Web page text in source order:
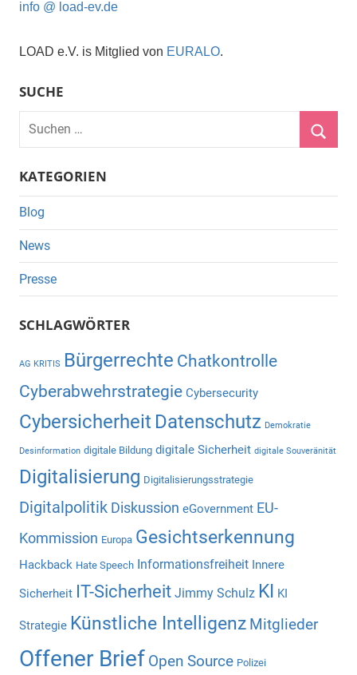
info @ load-ev.de
LOAD e.V. is Mitglied von EURALO.
SUCHE
Suchen
nach:
KATEGORIEN
Blog
News
Presse
SCHLAGWÖRTER
AG KRITIS Bürgerrechte Chatkontrolle
Cyberabwehrstrategie Cybersecurity
Cybersicherheit Datenschutz Demokratie
Desinformation digitale Bildung digitale Sicherheit digitale Souveränität
Digitalisierung Digitalisierungsstrategie
Digitalpolitik Diskussion eGovernment EU-
Kommission Europa Gesichtserkennung
Hackback Hate Speech Informationsfreiheit Innere
Sicherheit IT-Sicherheit Jimmy Schulz KI KI
Strategie Künstliche Intelligenz Mitglieder
Offener Brief Open Source Polizei